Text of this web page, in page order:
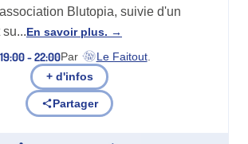
Blutopia, suivie d'un
En savoir plus.
19:00 - 22:00Par Le Faitout
(nouvel onglet)
.
+ d'infos
Partager